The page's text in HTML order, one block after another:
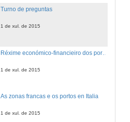
Turno de preguntas
1 de xul. de 2015
1 de xul. de 2015
As zonas francas e os portos en Italia
1 de xul. de 2015